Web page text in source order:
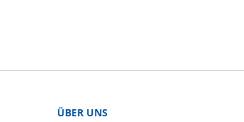
ÜBER UNS